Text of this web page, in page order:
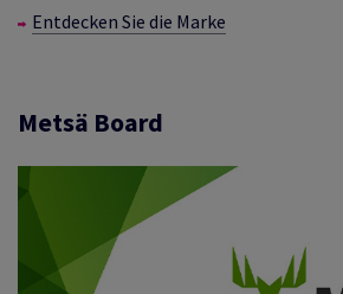
Entdecken Sie die Marke
Metsä Board